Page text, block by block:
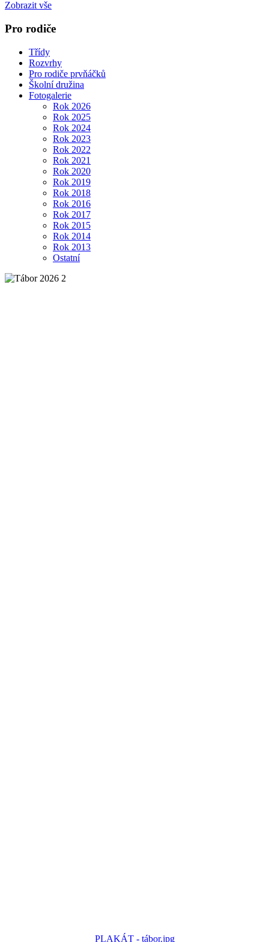
Zobrazit vše
Pro rodiče
Třídy
Rozvrhy
Pro rodiče prvňáčků
Školní družina
Fotogalerie
Rok 2026
Rok 2025
Rok 2024
Rok 2023
Rok 2022
Rok 2021
Rok 2020
Rok 2019
Rok 2018
Rok 2016
Rok 2017
Rok 2015
Rok 2014
Rok 2013
Ostatní
PLAKÁT - tábor.jpg